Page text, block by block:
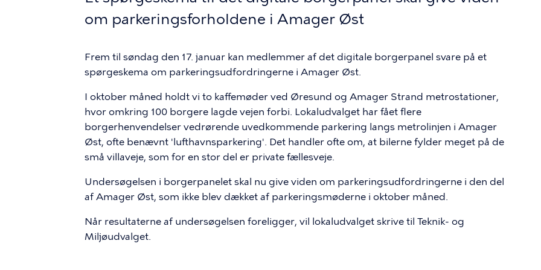
om parkeringsforholdene i Amager Øst
Frem til søndag den 17. januar kan medlemmer af det digitale borgerpanel svare på et
spørgeskema om parkeringsudfordringerne i Amager Øst.
I oktober måned holdt vi to kaffemøder ved Øresund og Amager Strand metrostationer,
hvor omkring 100 borgere lagde vejen forbi. Lokaludvalget har fået flere
borgerhenvendelser vedrørende uvedkommende parkering langs metrolinjen i Amager
Øst, ofte benævnt 'lufthavnsparkering'. Det handler ofte om, at bilerne fylder meget på de
små villaveje, som for en stor del er private fællesveje.
Undersøgelsen i borgerpanelet skal nu give viden om parkeringsudfordringerne i den del
af Amager Øst, som ikke blev dækket af parkeringsmøderne i oktober måned.
Når resultaterne af undersøgelsen foreligger, vil lokaludvalget skrive til Teknik- og
Miljøudvalget.